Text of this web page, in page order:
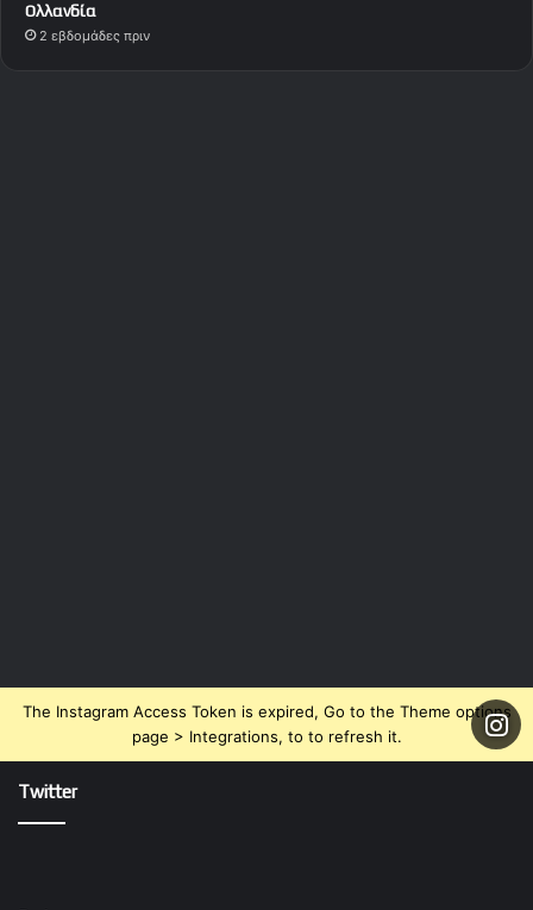
Ολλανδία
2 εβδομάδες πριν
The Instagram Access Token is expired, Go to the Theme options
page > Integrations, to to refresh it.
Twitter